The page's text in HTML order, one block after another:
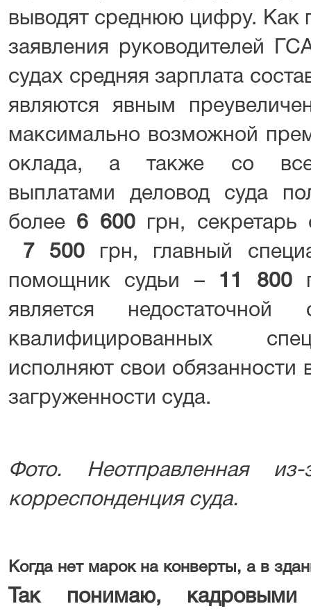
выводят среднюю цифру. Как
заявления руководителей
судах средняя зарплата
являются явным
максимально возможной
оклада, а также со
выплатами деловод суда
более 6 600грн, секретарь
7 500 грн, главный
помощник судьи – 11 800
является
квалифицированных
исполняют свои обязанности
загруженности суда.
Фото. Неотправленная
корреспонденция суда.
Когда нет марок на конверты, а в
Так понимаю,